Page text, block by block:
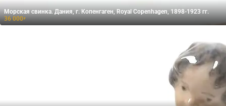
Морская свинка. Дания, г. Копенгаген, Royal Copenhagen, 1898-1923 гг.
36 000₽